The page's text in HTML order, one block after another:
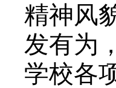
精神风
发有为
学校各